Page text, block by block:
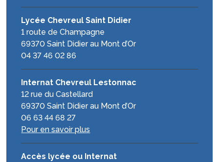
Lycée Chevreul Saint Didier
1 route de Champagne
69370 Saint Didier au Mont d’Or
04 37 46 02 86
Internat Chevreul Lestonnac
12 rue du Castellard
69370 Saint Didier au Mont d’Or
06 63 44 68 27
Pour en savoir plus
Accès lycée ou Internat